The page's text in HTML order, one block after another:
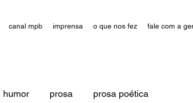
canal mpb imprensa o que nos fez fale com a
humor prosa prosa poética